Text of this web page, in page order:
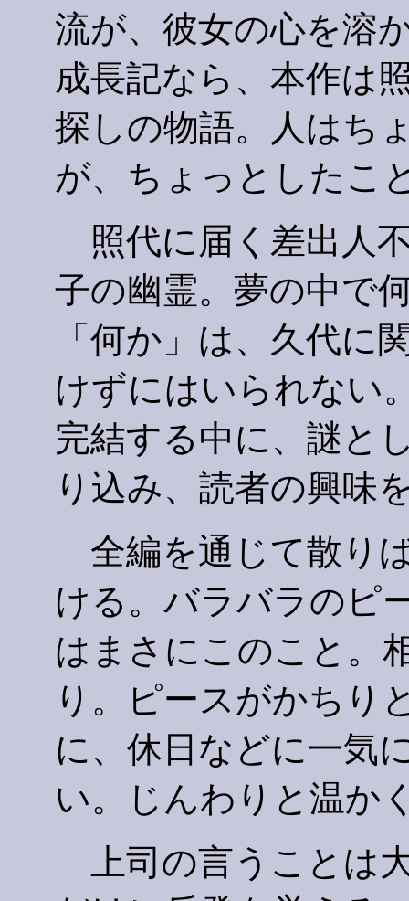
流が、彼女の心を溶
成長記なら、本作は
探しの物語。人はち
が、ちょっとしたこ
照代に届く差出人
子の幽霊。夢の中で
「何か」は、久代に
けずにはいられない
完結する中に、謎と
り込み、読者の興味
全編を通じて散り
ける。バラバラのピ
はまさにこのこと。
り。ピースがかちり
に、休日などに一気
い。じんわりと温か
上司の言うことは